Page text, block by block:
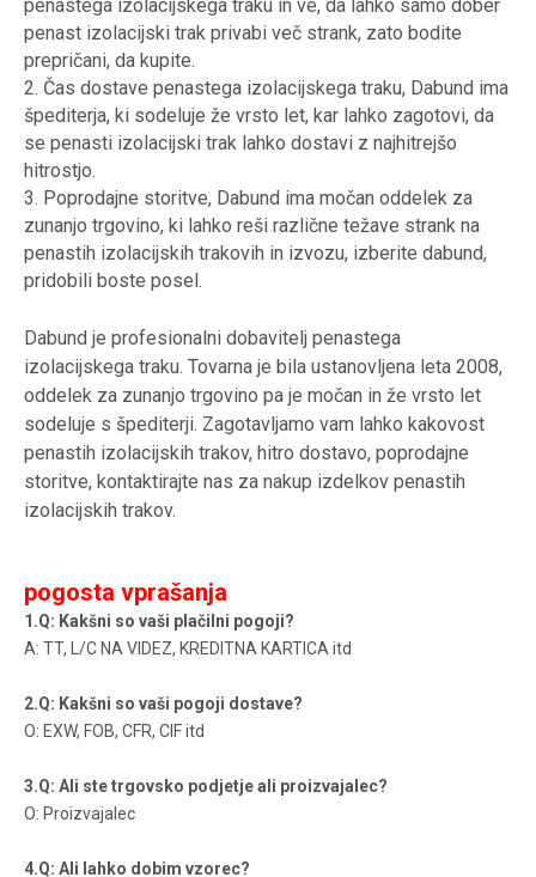
penastega izolacijskega traku in ve, da lahko samo dober
penast izolacijski trak privabi več strank, zato bodite
prepričani, da kupite.
2. Čas dostave penastega izolacijskega traku, Dabund ima
špediterja, ki sodeluje že vrsto let, kar lahko zagotovi, da
se penasti izolacijski trak lahko dostavi z najhitrejšo
hitrostjo.
3. Poprodajne storitve, Dabund ima močan oddelek za
zunanjo trgovino, ki lahko reši različne težave strank na
penastih izolacijskih trakovih in izvozu, izberite dabund,
pridobili boste posel.
Dabund je profesionalni dobavitelj penastega
izolacijskega traku. Tovarna je bila ustanovljena leta 2008,
oddelek za zunanjo trgovino pa je močan in že vrsto let
sodeluje s špediterji. Zagotavljamo vam lahko kakovost
penastih izolacijskih trakov, hitro dostavo, poprodajne
storitve, kontaktirajte nas za nakup izdelkov penastih
izolacijskih trakov.
pogosta vprašanja
1.Q: Kakšni so vaši plačilni pogoji?
A: TT, L/C NA VIDEZ, KREDITNA KARTICA itd
2.Q: Kakšni so vaši pogoji dostave?
O: EXW, FOB, CFR, CIF itd
3.Q: Ali ste trgovsko podjetje ali proizvajalec?
O: Proizvajalec
4.Q: Ali lahko dobim vzorec?